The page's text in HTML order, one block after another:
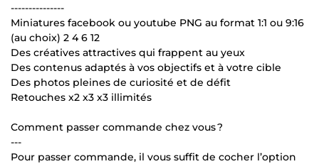
---------------
Miniatures facebook ou youtube PNG au format 1:1 ou 9:16
(au choix) 2 4 6 12
Des créatives attractives qui frappent au yeux
Des contenus adaptés à vos objectifs et à votre cible
Des photos pleines de curiosité et de défit
Retouches x2 x3 x3 illimités
Comment passer commande chez vous ?
---
Pour passer commande, il vous suffit de cocher l’option